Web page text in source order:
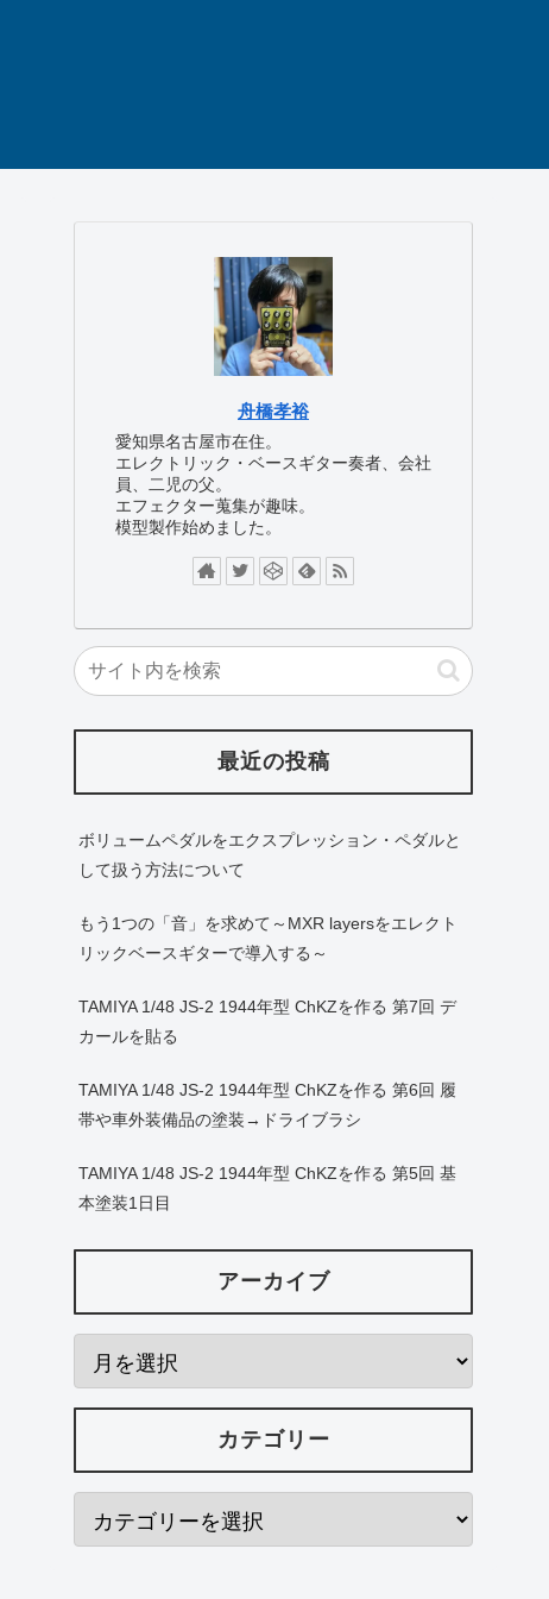
舟橋孝裕
愛知県名古屋市在住。
エレクトリック・ベースギター奏者、会社
員、二児の父。
エフェクター蒐集が趣味。
模型製作始めました。
最近の投稿
ボリュームペダルをエクスプレッション・ペダルと
して扱う方法について
もう1つの「音」を求めて～MXR layersをエレクト
リックベースギターで導入する～
TAMIYA 1/48 JS-2 1944年型 ChKZを作る 第7回 デ
カールを貼る
TAMIYA 1/48 JS-2 1944年型 ChKZを作る 第6回 履
帯や車外装備品の塗装→ドライブラシ
TAMIYA 1/48 JS-2 1944年型 ChKZを作る 第5回 基
本塗装1日目
アーカイブ
カテゴリー